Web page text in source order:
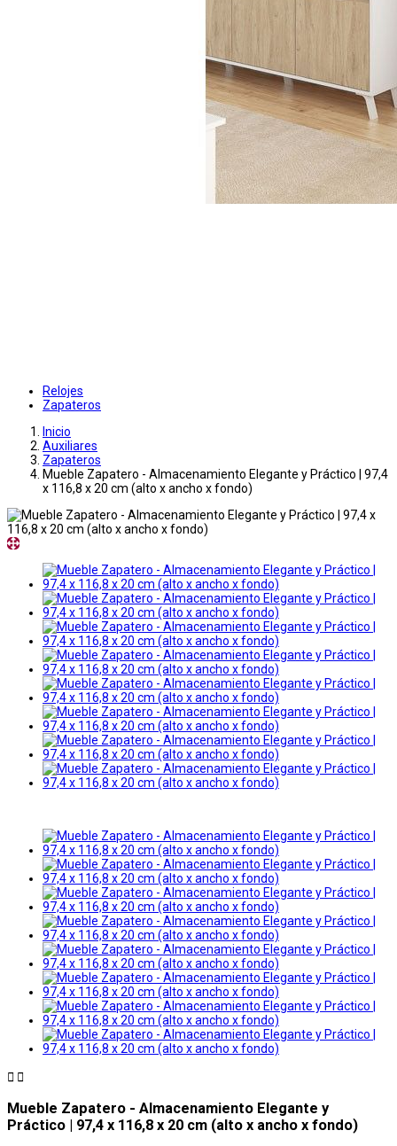
Relojes
Zapateros
Inicio
Auxiliares
Zapateros
Mueble Zapatero - Almacenamiento Elegante y Práctico | 97,4
x 116,8 x 20 cm (alto x ancho x fondo)
 
Mueble Zapatero - Almacenamiento Elegante y
Práctico | 97,4 x 116,8 x 20 cm (alto x ancho x fondo)